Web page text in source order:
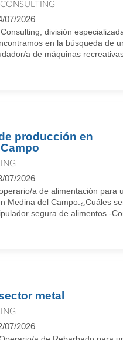
07/2026
división
en la búsqueda de
a de máquinas
producción en
07/2026
a de alimentación para
Medina del Campo.¿Cuáles
segura de alimentos.-
metal
07/2026